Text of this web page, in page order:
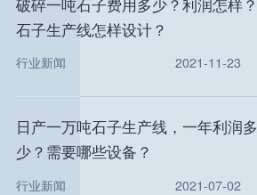
石子生产线怎样设计？
行业新闻 2021-11-23
日产一万吨石子生产线，一年利润多
少？需要哪些设备？
行业新闻 2021-07-02